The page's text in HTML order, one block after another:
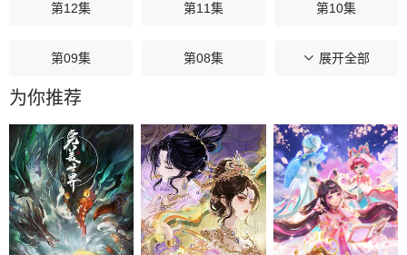
第12集 第11集 第10集
第09集 第08集 第07集
第06集
第03集 第02集 第01集
展开全部
为你推荐